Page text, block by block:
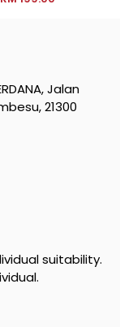
Jalan
21300
suitability.